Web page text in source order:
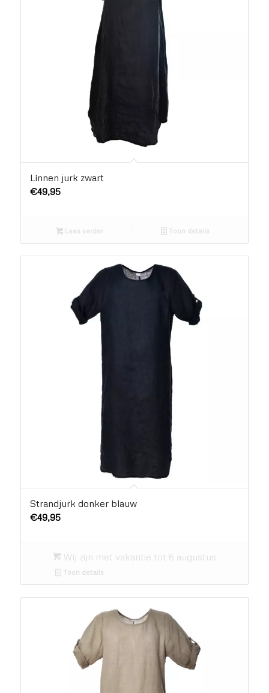
Linnen jurk zwart
€49,95
Lees verder Toon details
Strandjurk donker blauw
€49,95
Wij zijn met vakantie tot 6 augustus
Toon details